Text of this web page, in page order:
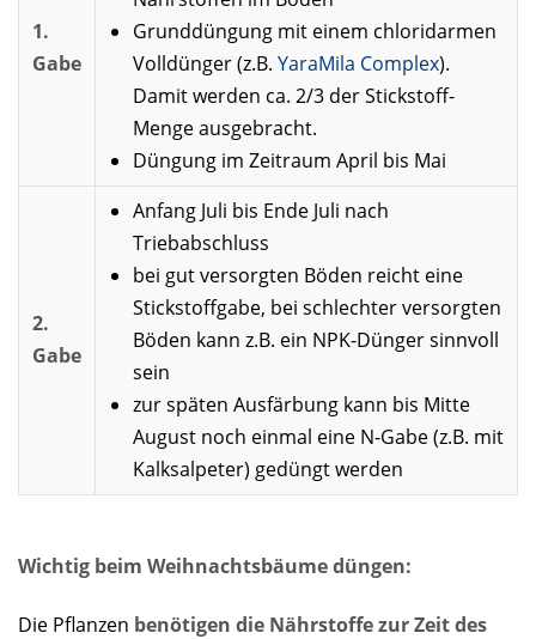
1.
Gabe
Grunddüngung mit einem chloridarmen
Volldünger (z.B. YaraMila Complex).
Damit werden ca. 2/3 der Stickstoff-
Menge ausgebracht.
Düngung im Zeitraum April bis Mai
2.
Gabe
Anfang Juli bis Ende Juli nach
Triebabschluss
bei gut versorgten Böden reicht eine
Stickstoffgabe, bei schlechter versorgten
Böden kann z.B. ein NPK-Dünger sinnvoll
sein
zur späten Ausfärbung kann bis Mitte
August noch einmal eine N-Gabe (z.B. mit
Kalksalpeter) gedüngt werden
Wichtig beim Weihnachtsbäume düngen:
Die Pflanzen benötigen die Nährstoffe zur Zeit des